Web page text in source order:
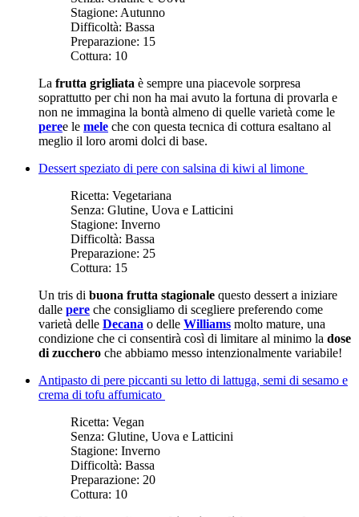
Stagione: Autunno
Difficoltà: Bassa
Preparazione: 15
Cottura: 10
La frutta grigliata è sempre una piacevole sorpresa
soprattutto per chi non ha mai avuto la fortuna di provarla e
non ne immagina la bontà almeno di quelle varietà come le
peree le mele che con questa tecnica di cottura esaltano al
meglio il loro aromi dolci di base.
Dessert speziato di pere con salsina di kiwi al limone
Ricetta: Vegetariana
Senza: Glutine, Uova e Latticini
Stagione: Inverno
Difficoltà: Bassa
Preparazione: 25
Cottura: 15
Un tris di buona frutta stagionale questo dessert a iniziare
dalle pere che consigliamo di scegliere preferendo come
varietà delle Decana o delle Williams molto mature, una
condizione che ci consentirà così di limitare al minimo la dose
di zucchero che abbiamo messo intenzionalmente variabile!
Antipasto di pere piccanti su letto di lattuga, semi di sesamo e
crema di tofu affumicato
Ricetta: Vegan
Senza: Glutine, Uova e Latticini
Stagione: Inverno
Difficoltà: Bassa
Preparazione: 20
Cottura: 10